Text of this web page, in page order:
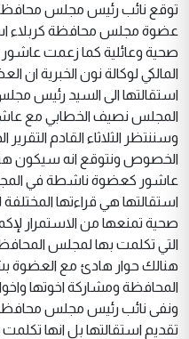
توقع نائب رئيس مجلس محافظ
عضوة مجلس محافظة كربلاء
صحية وعائلية كما زعمت
المالكي لوكالة نون الخبرية
استقالتها الى السيد رئيس
المجلس نصيف الخطابي مع
وسننتظر الثلاثاء القادم
الخصوص ونتوقع انه سيكون
عاشور كعضوة ناشطة في
استقالتها هي قراءتها
صحية تمنعها من الاستمرار
التي تكلمت بها لمجلس
هنالك حوار هادئ مع العضوة
المحافظة ومشاركة اخوتها
ونفى نائب رئيس مجلس محافظة
تقديم استقالتها بل انها